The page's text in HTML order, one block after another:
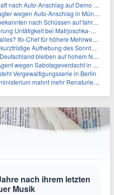
Auto-Anschlag auf Demo in München
Auto-Anschlag in München zu lebenslanger Haft verurteilt
nach Schüssen auf fahrendes Auto
bei Matrjoschka-Kampagne vor
Ifo-Chef für höhere Mehrwertsteuer
Aufhebung des Sonntagsfahrverbots
bleiben auf hohem Niveau
Sabotageverdacht in Thüringen festgenommen
Vergewaltigungsserie in Berlin
mahnt mehr Renaturierung an
nach ihrem letzten
Musik